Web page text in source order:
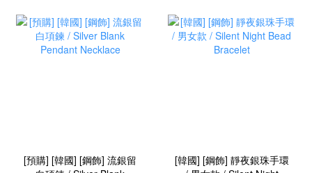
[預購] [韓國] [鋼飾] 流銀留
[韓國] [鋼飾] 靜夜銀珠手環